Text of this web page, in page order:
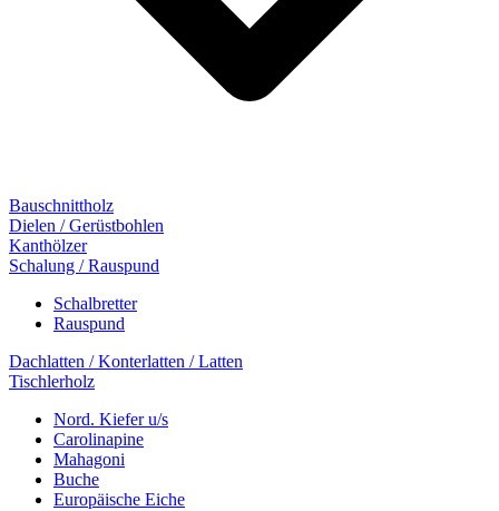
Bauschnittholz
Dielen / Gerüstbohlen
Kanthölzer
Schalung / Rauspund
Schalbretter
Rauspund
Dachlatten / Konterlatten / Latten
Tischlerholz
Nord. Kiefer u/s
Carolinapine
Mahagoni
Buche
Europäische Eiche